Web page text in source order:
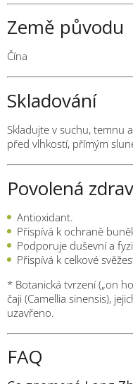
Země původu
Čína
Skladování
Skladujte v suchu, temnu
před vlhkostí, přímým
Povolená
Antioxidant.
Přispívá k ochraně
Podporuje duševní a
Přispívá k celkové
* Botanická tvrzení („on
čaji (Camellia sinensis),
uzavřeno.
FAQ